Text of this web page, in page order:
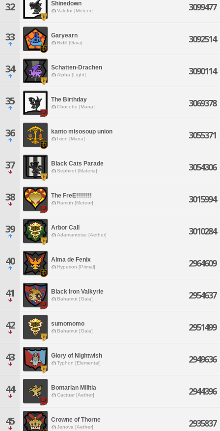
32 Shinedown
Valefor [Meteor] 3099477
33 Garyearn
Ridill [Gaia] 3092514
34 Schatten-Drachen
Alpha [Light] 3090114
35 The Birthday
Chocobo [Mana] 3069378
36 kanto misosoup union
Ixion [Mana] 3055371
37 Black Cats Parade
Sephirot [Materia] 3054306
38 The FreE!!!!!!!!
Ramuh [Meteor] 3015994
39 Arbor Call
Adamantoise [Aether] 3010284
40 Alma de Fenix
Hyperion [Primal] 2964609
41 Black Iron Valkyrie
Bahamut [Gaia] 2954637
42 sumomomo
Bahamut [Gaia] 2951499
43 Glory of Nightwish
Typhon [Elemental] 2949636
44 Bontarian Militia
Cactuar [Aether] 2944396
45 Crowne of Thorne
Jenova [Aether] 2935837